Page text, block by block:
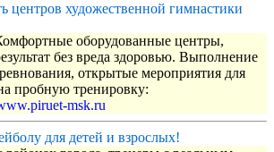
центров художественной гимнастики
оборудованные центры,
без вреда здоровью. Выполнение
открытые мероприятия для
пробную тренировку:
msk.ru
для детей и взрослых!